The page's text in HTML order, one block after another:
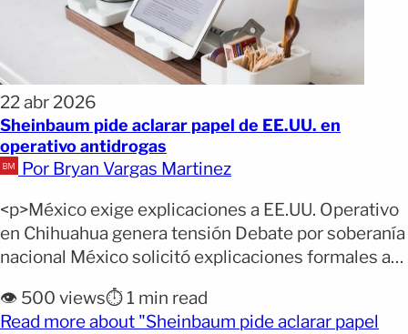
22 abr 2026
Sheinbaum pide aclarar papel de EE.UU. en
operativo antidrogas
Por Bryan Vargas Martinez
<p>México exige explicaciones a EE.UU. Operativo
en Chihuahua genera tensión Debate por soberanía
nacional México solicitó explicaciones formales a
un operativo antidroga en Chihuahua que terminó
con la muerte de cuatro funcionarios. Por qué
👁️ 500 views⏱️ 1 min read
Read more about "Sheinbaum pide aclarar papel